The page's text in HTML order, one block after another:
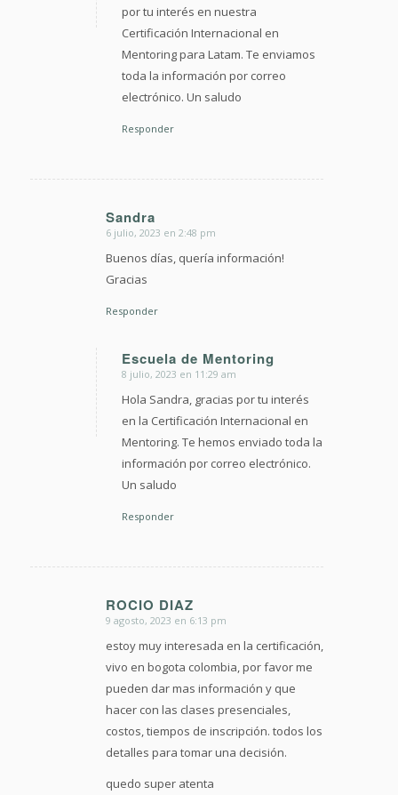
por tu interés en nuestra
Certificación Internacional en
Mentoring para Latam. Te enviamos
toda la información por correo
electrónico. Un saludo
Responder
Sandra
Dice:
6 julio, 2023 en 2:48 pm
Buenos días, quería información!
Gracias
Responder
Escuela de Mentoring
Dice:
8 julio, 2023 en 11:29 am
Hola Sandra, gracias por tu interés
en la Certificación Internacional en
Mentoring. Te hemos enviado toda la
información por correo electrónico.
Un saludo
Responder
ROCIO DIAZ
Dice:
9 agosto, 2023 en 6:13 pm
estoy muy interesada en la certificación,
vivo en bogota colombia, por favor me
pueden dar mas información y que
hacer con las clases presenciales,
costos, tiempos de inscripción. todos los
detalles para tomar una decisión.
quedo super atenta